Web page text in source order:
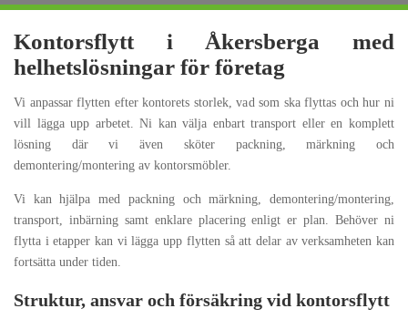
Kontorsflytt i Åkersberga med
helhetslösningar för företag
Vi anpassar flytten efter kontorets storlek, vad som ska flyttas och hur ni
vill lägga upp arbetet. Ni kan välja enbart transport eller en komplett
lösning där vi även sköter packning, märkning och
demontering/montering av kontorsmöbler.
Vi kan hjälpa med packning och märkning, demontering/montering,
transport, inbärning samt enklare placering enligt er plan. Behöver ni
flytta i etapper kan vi lägga upp flytten så att delar av verksamheten kan
fortsätta under tiden.
Struktur, ansvar och försäkring vid kontorsflytt